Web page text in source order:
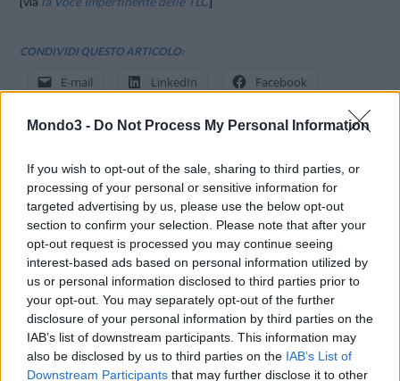
Mondo3 - Do Not Process My Personal Information
If you wish to opt-out of the sale, sharing to third parties, or
processing of your personal or sensitive information for
targeted advertising by us, please use the below opt-out
section to confirm your selection. Please note that after your
opt-out request is processed you may continue seeing
interest-based ads based on personal information utilized by
us or personal information disclosed to third parties prior to
your opt-out. You may separately opt-out of the further
disclosure of your personal information by third parties on the
IAB’s list of downstream participants. This information may
also be disclosed by us to third parties on the IAB’s List of
Downstream Participants that may further disclose it to other
CONDIVIDI QUESTO ARTICOLO:
E-mail LinkedIn Facebook
X Mastodon Telegram
LE MIGLIORI OFFERTE AMAZON